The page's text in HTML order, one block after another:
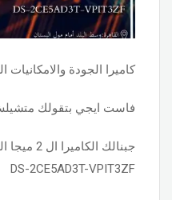
كاميرا الجودة والامكانيات
فاست ايجي بتقولك متشيلش
جبنالك
DS-2CE5AD3T-VPIT3ZF